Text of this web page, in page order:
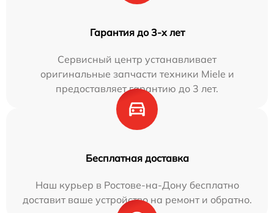
Гарантия до 3-х лет
Сервисный центр устанавливает
оригинальные запчасти техники Miele и
предоставляет гарантию до 3 лет.
Бесплатная доставка
Наш курьер в Ростове-на-Дону бесплатно
доставит ваше устройство на ремонт и обратно.